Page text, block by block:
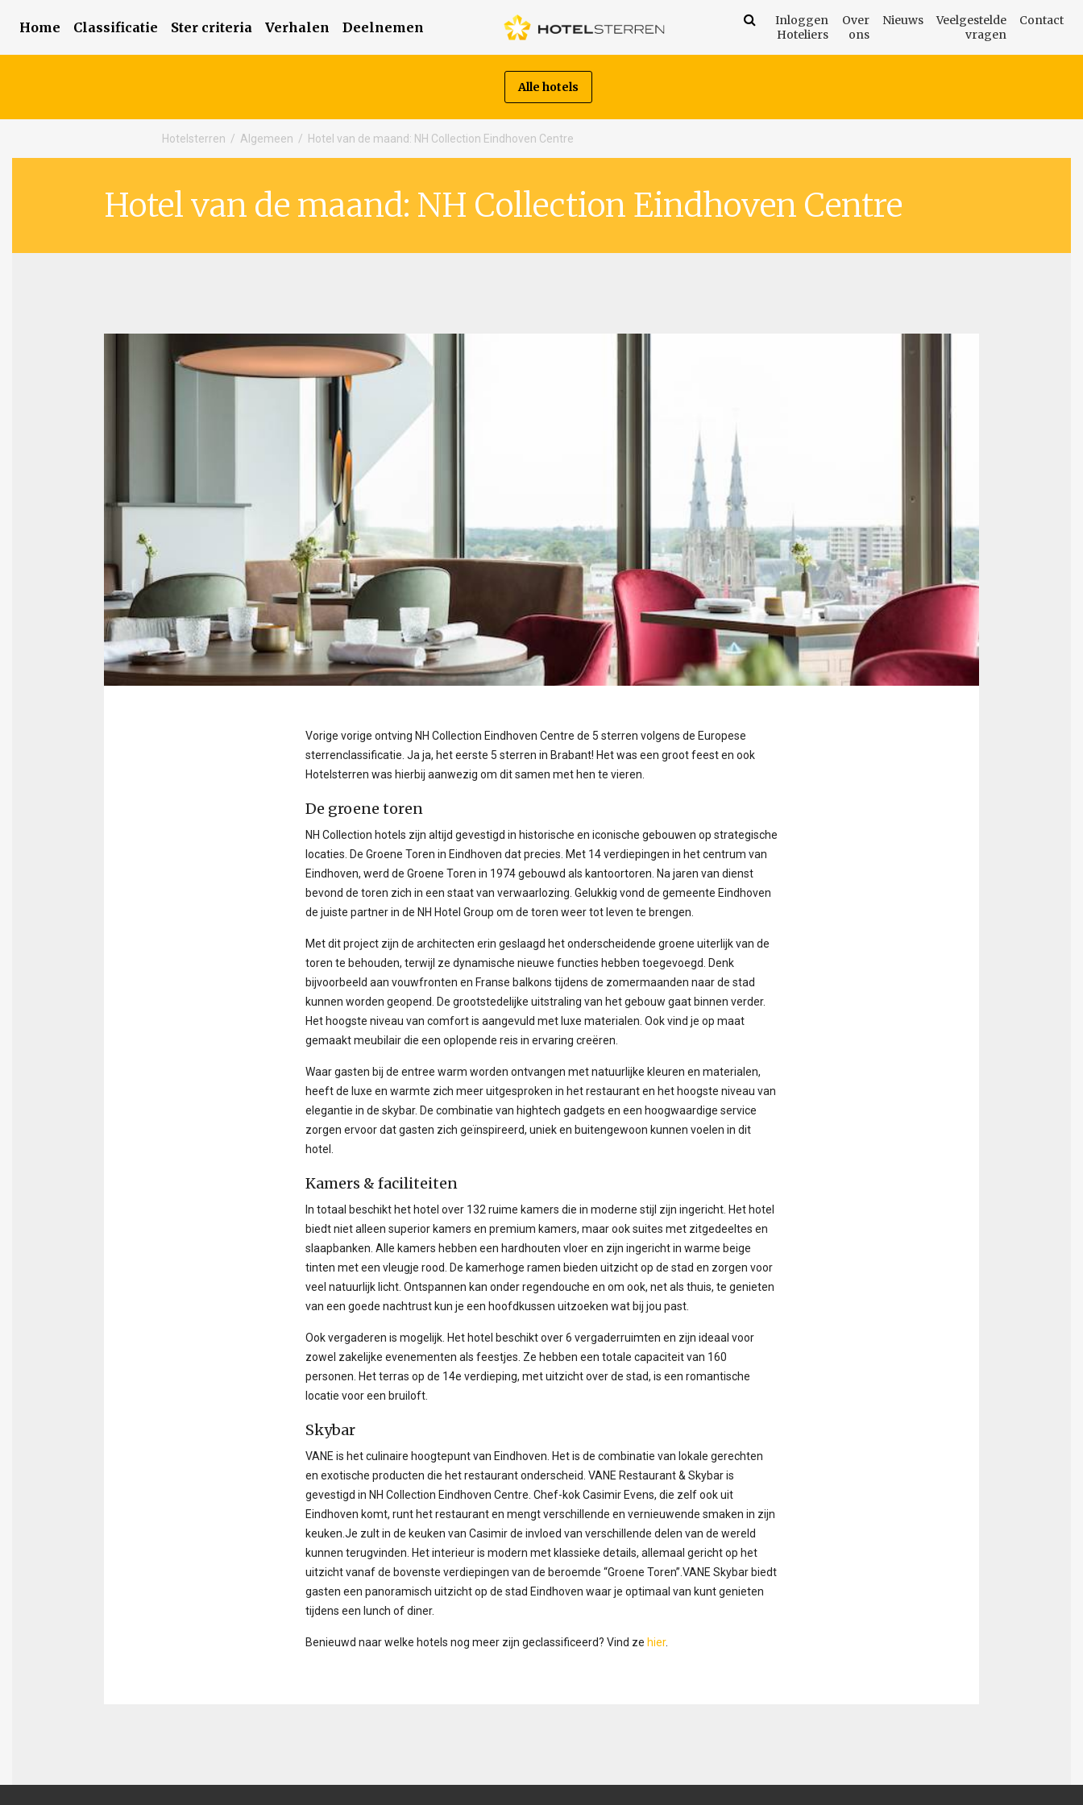
Home Classificatie Ster criteria Verhalen Deelnemen
Inloggen
Hoteliers
Over
ons
Nieuws
Veelgestelde
vragen
Contact
Alle hotels
Hotelsterren / Algemeen / Hotel van de maand: NH Collection Eindhoven Centre
Hotel van de maand: NH Collection Eindhoven Centre
Vorige vorige ontving NH Collection Eindhoven Centre de 5 sterren volgens de Europese
sterrenclassificatie. Ja ja, het eerste 5 sterren in Brabant! Het was een groot feest en ook
Hotelsterren was hierbij aanwezig om dit samen met hen te vieren.
De groene toren
NH Collection hotels zijn altijd gevestigd in historische en iconische gebouwen op strategische
locaties. De Groene Toren in Eindhoven dat precies. Met 14 verdiepingen in het centrum van
Eindhoven, werd de Groene Toren in 1974 gebouwd als kantoortoren. Na jaren van dienst
bevond de toren zich in een staat van verwaarlozing. Gelukkig vond de gemeente Eindhoven
de juiste partner in de NH Hotel Group om de toren weer tot leven te brengen.
Met dit project zijn de architecten erin geslaagd het onderscheidende groene uiterlijk van de
toren te behouden, terwijl ze dynamische nieuwe functies hebben toegevoegd. Denk
bijvoorbeeld aan vouwfronten en Franse balkons tijdens de zomermaanden naar de stad
kunnen worden geopend. De grootstedelijke uitstraling van het gebouw gaat binnen verder.
Het hoogste niveau van comfort is aangevuld met luxe materialen. Ook vind je op maat
gemaakt meubilair die een oplopende reis in ervaring creëren.
Waar gasten bij de entree warm worden ontvangen met natuurlijke kleuren en materialen,
heeft de luxe en warmte zich meer uitgesproken in het restaurant en het hoogste niveau van
elegantie in de skybar. De combinatie van hightech gadgets en een hoogwaardige service
zorgen ervoor dat gasten zich geïnspireerd, uniek en buitengewoon kunnen voelen in dit
hotel.
Kamers & faciliteiten
In totaal beschikt het hotel over 132 ruime kamers die in moderne stijl zijn ingericht. Het hotel
biedt niet alleen superior kamers en premium kamers, maar ook suites met zitgedeeltes en
slaapbanken. Alle kamers hebben een hardhouten vloer en zijn ingericht in warme beige
tinten met een vleugje rood. De kamerhoge ramen bieden uitzicht op de stad en zorgen voor
veel natuurlijk licht. Ontspannen kan onder regendouche en om ook, net als thuis, te genieten
van een goede nachtrust kun je een hoofdkussen uitzoeken wat bij jou past.
Ook vergaderen is mogelijk. Het hotel beschikt over 6 vergaderruimten en zijn ideaal voor
zowel zakelijke evenementen als feestjes. Ze hebben een totale capaciteit van 160
personen. Het terras op de 14e verdieping, met uitzicht over de stad, is een romantische
locatie voor een bruiloft.
Skybar
VANE is het culinaire hoogtepunt van Eindhoven. Het is de combinatie van lokale gerechten
en exotische producten die het restaurant onderscheid. VANE Restaurant & Skybar is
gevestigd in NH Collection Eindhoven Centre. Chef-kok Casimir Evens, die zelf ook uit
Eindhoven komt, runt het restaurant en mengt verschillende en vernieuwende smaken in zijn
keuken.Je zult in de keuken van Casimir de invloed van verschillende delen van de wereld
kunnen terugvinden. Het interieur is modern met klassieke details, allemaal gericht op het
uitzicht vanaf de bovenste verdiepingen van de beroemde “Groene Toren”.VANE Skybar biedt
gasten een panoramisch uitzicht op de stad Eindhoven waar je optimaal van kunt genieten
tijdens een lunch of diner.
Benieuwd naar welke hotels nog meer zijn geclassificeerd? Vind ze hier.